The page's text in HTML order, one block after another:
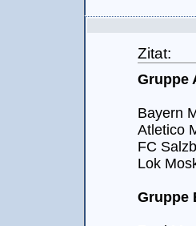
Zitat:
Gruppe
Bayern
Atletico
FC
Lok
Gruppe